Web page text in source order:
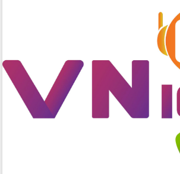
Đắk Lắk ký kết thỏa thuận hợp tác về
chuyển đổi số giai đoạn 2026 – 2030
với Tập đoàn Bưu chính Viễn thông
Việt Nam
Thứ trưởng Bộ Y tế làm việc với tỉnh
Đắk Lắk về phát triển nhân lực y tế